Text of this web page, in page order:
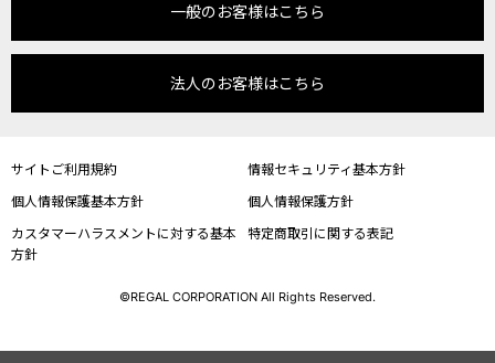
一般のお客様はこちら
法人のお客様はこちら
サイトご利用規約
情報セキュリティ基本方針
個人情報保護基本方針
個人情報保護方針
カスタマーハラスメントに対する基本
方針
特定商取引に関する表記
©REGAL CORPORATION All Rights Reserved.